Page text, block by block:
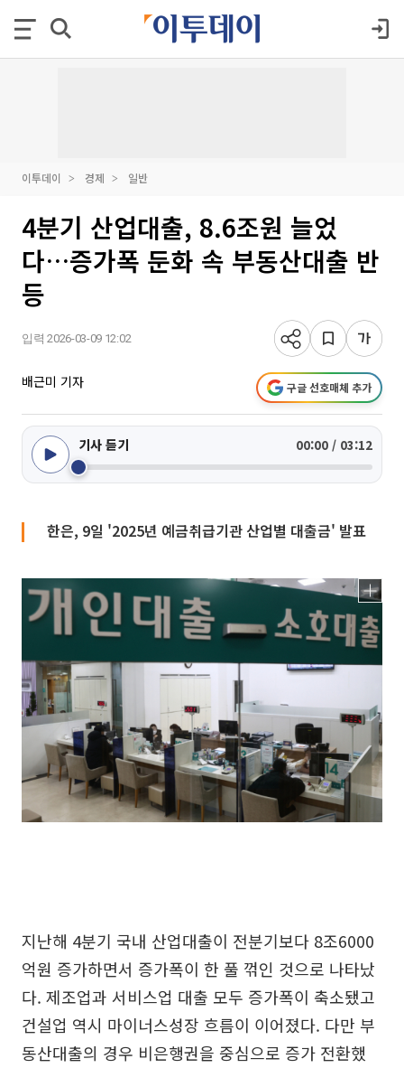
이투데이 경제 일반
4분기 산업대출, 8.6조원 늘었
다…증가폭 둔화 속 부동산대출 반
등
입력 2026-03-09 12:02
배근미 기자 구글 선호매체 추가
기사 듣기 00:00 / 03:12
한은, 9일 '2025년 예금취급기관 산업별 대출금' 발표
지난해 4분기 국내 산업대출이 전분기보다 8조6000
억원 증가하면서 증가폭이 한 풀 꺾인 것으로 나타났
다. 제조업과 서비스업 대출 모두 증가폭이 축소됐고
건설업 역시 마이너스성장 흐름이 이어졌다. 다만 부
동산대출의 경우 비은행권을 중심으로 증가 전환했